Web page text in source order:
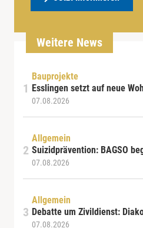
Weitere News
Bauprojekte
Esslingen setzt auf neue
07.08.2026
Allgemein
Suizidprävention: BAGSO
07.08.2026
Allgemein
Debatte um Zivildienst:
07.08.2026